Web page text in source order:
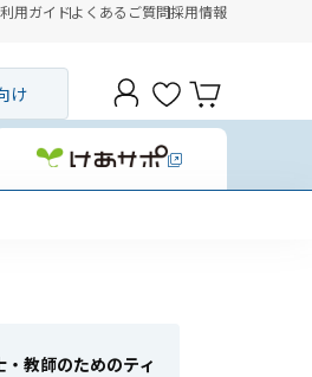
用ガイドよくあるご質問採用情報
け
・教師のためのティ